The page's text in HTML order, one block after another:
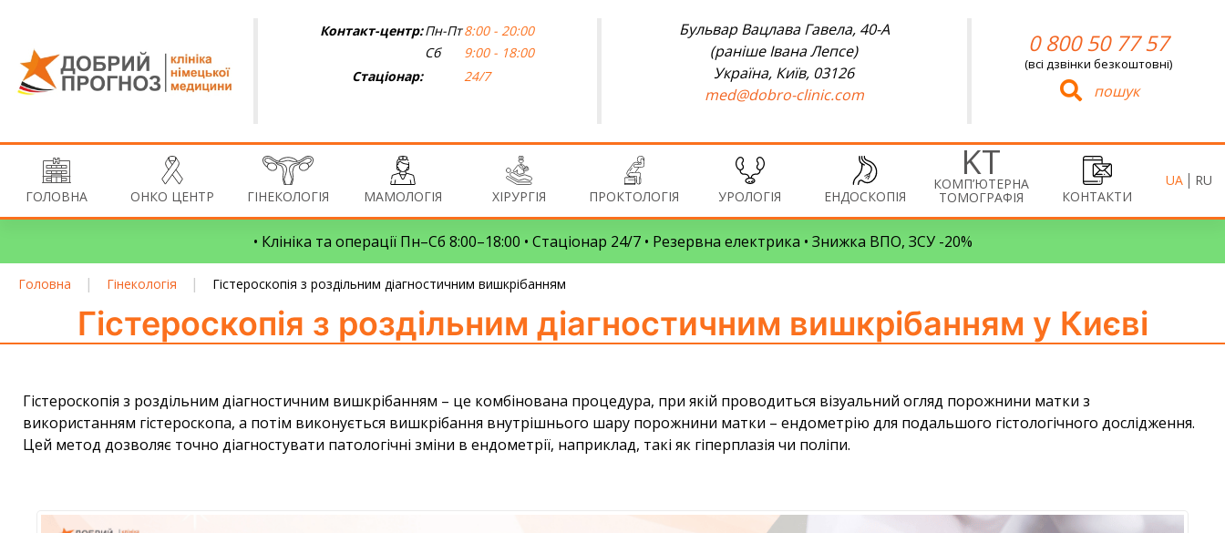
Контакт-центр:Пн-Пт
Сб
8:00 - 20:00
9:00 - 18:00
Стаціонар:
24/7
Бульвар Вацлава Гавела, 40-А
(раніше Івана Лепсе)
Україна, Київ, 03126
med@dobro-clinic.com
0 800 50 77 57
(всі дзвінки безкоштовні)
пошук
ГОЛОВНА ОНКО ЦЕНТР ГІНЕКОЛОГІЯ МАМОЛОГІЯ ХІРУРГІЯ ПРОКТОЛОГІЯ УРОЛОГІЯ ЕНДОСКОПІЯ
КОМП’ЮТЕРНА
ТОМОГРАФІЯ КОНТАКТИ
UA RU
• Клініка та операції Пн–Сб 8:00–18:00 • Стаціонар 24/7 • Резервна електрика • Знижка ВПО, ЗСУ -20%
Головна | Гінекологія | Гістероскопія з роздільним діагностичним вишкрібанням
Гістероскопія з роздільним діагностичним вишкрібанням у Києві
Гістероскопія з роздільним діагностичним вишкрібанням – це комбінована процедура, при якій проводиться візуальний огляд порожнини матки з
використанням гістероскопа, а потім виконується вишкрібання внутрішнього шару порожнини матки – ендометрію для подальшого гістологічного дослідження.
Цей метод дозволяє точно діагностувати патологічні зміни в ендометрії, наприклад, такі як гіперплазія чи поліпи.